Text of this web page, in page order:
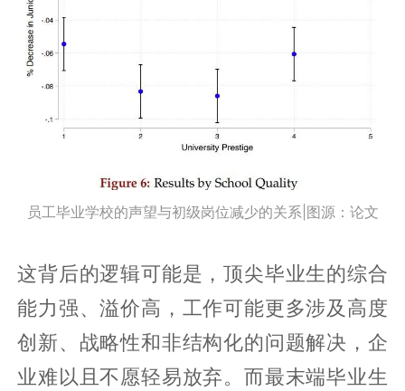
员工毕业学校的声望与初级岗位减少的关系|图源：论文
这背后的逻辑可能是，顶尖毕业生的综合
能力强、溢价高，工作可能更多涉及高度
创新、战略性和非结构化的问题解决，企
业难以且不愿轻易放弃。而最末端毕业生